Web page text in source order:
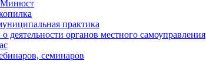
Минюст
практика
деятельности органов местного самоуправления
семинаров